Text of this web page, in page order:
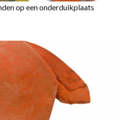
op een onderduikplaats